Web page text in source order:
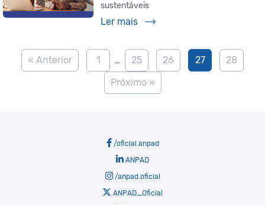
sustentáveis
Ler mais
« Anterior 1 … 25 26 27
28
Próximo »
/oficial.anpad
ANPAD
/anpad.oficial
ANPAD_Oficial